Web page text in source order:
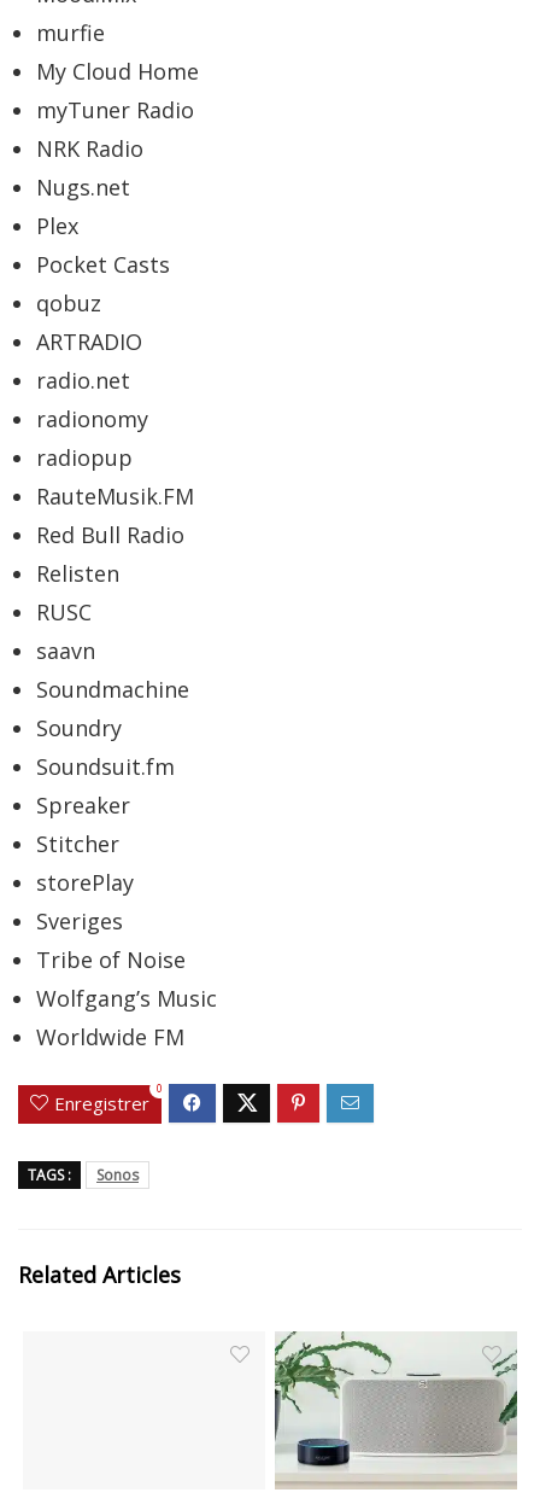
murfie
My Cloud Home
myTuner Radio
NRK Radio
Nugs.net
Plex
Pocket Casts
qobuz
ARTRADIO
radio.net
radionomy
radiopup
RauteMusik.FM
Red Bull Radio
Relisten
RUSC
saavn
Soundmachine
Soundry
Soundsuit.fm
Spreaker
Stitcher
storePlay
Sveriges
Tribe of Noise
Wolfgang’s Music
Worldwide FM
Enregistrer
0
TAGS : Sonos
Related Articles